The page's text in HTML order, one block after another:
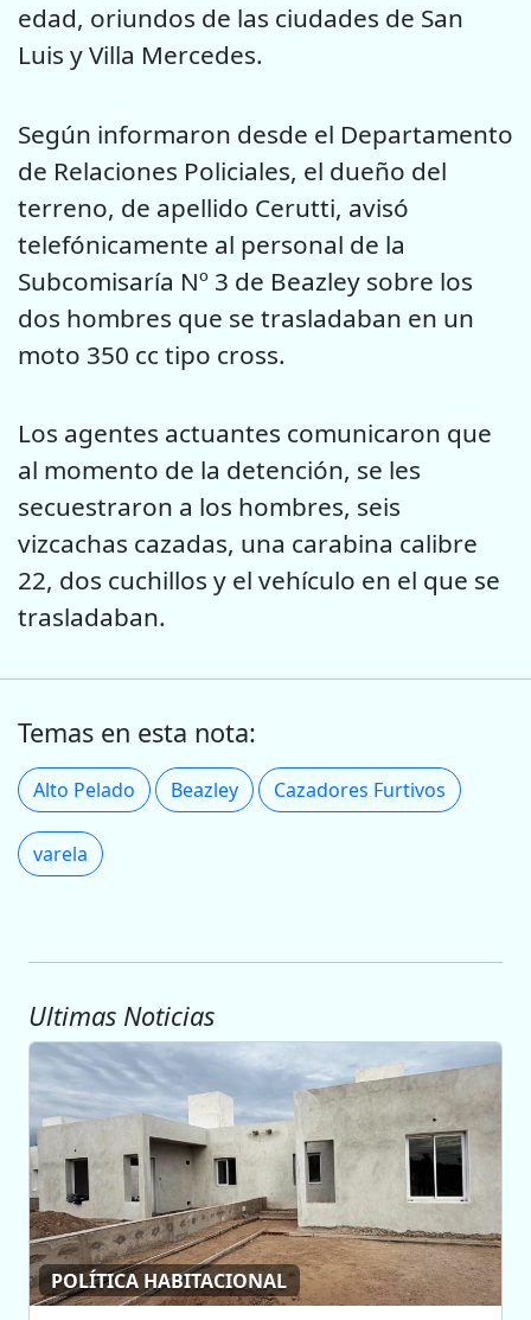
edad, oriundos de las ciudades de San
Luis y Villa Mercedes.
Según informaron desde el Departamento
de Relaciones Policiales, el dueño del
terreno, de apellido Cerutti, avisó
telefónicamente al personal de la
Subcomisaría Nº 3 de Beazley sobre los
dos hombres que se trasladaban en un
moto 350 cc tipo cross.
Los agentes actuantes comunicaron que
al momento de la detención, se les
secuestraron a los hombres, seis
vizcachas cazadas, una carabina calibre
22, dos cuchillos y el vehículo en el que se
trasladaban.
Temas en esta nota:
Alto Pelado Beazley Cazadores Furtivos
varela
Ultimas Noticias
POLÍTICA HABITACIONAL